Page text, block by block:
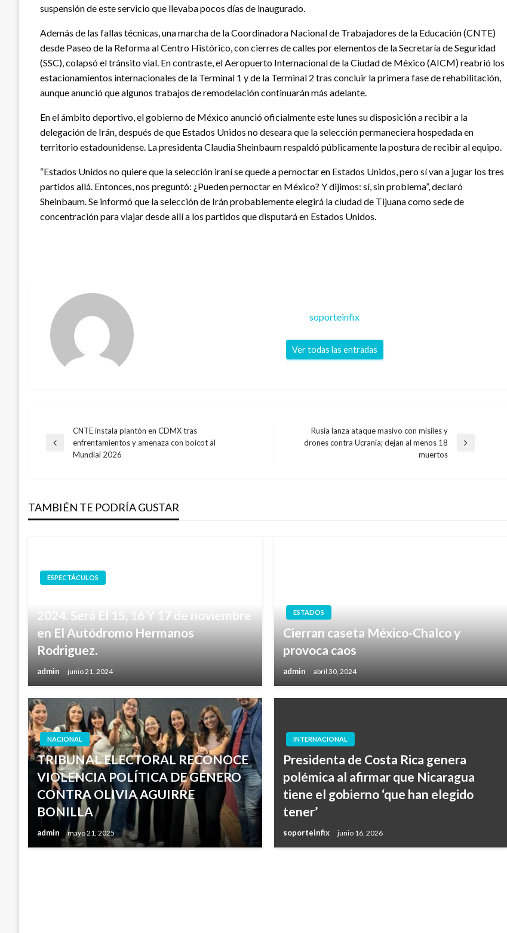
suspensión de este servicio que llevaba pocos días de inaugurado.
Además de las fallas técnicas, una marcha de la Coordinadora Nacional de Trabajadores de la Educación (CNTE)
desde Paseo de la Reforma al Centro Histórico, con cierres de calles por elementos de la Secretaría de Seguridad
(SSC), colapsó el tránsito vial. En contraste, el Aeropuerto Internacional de la Ciudad de México (AICM) reabrió los
estacionamientos internacionales de la Terminal 1 y de la Terminal 2 tras concluir la primera fase de rehabilitación,
aunque anunció que algunos trabajos de remodelación continuarán más adelante.
En el ámbito deportivo, el gobierno de México anunció oficialmente este lunes su disposición a recibir a la
delegación de Irán, después de que Estados Unidos no deseara que la selección permaneciera hospedada en
territorio estadounidense. La presidenta Claudia Sheinbaum respaldó públicamente la postura de recibir al equipo.
“Estados Unidos no quiere que la selección iraní se quede a pernoctar en Estados Unidos, pero sí van a jugar los tres
partidos allá. Entonces, nos preguntó: ¿Pueden pernoctar en México? Y dijimos: sí, sin problema”, declaró
Sheinbaum. Se informó que la selección de Irán probablemente elegirá la ciudad de Tijuana como sede de
concentración para viajar desde allí a los partidos que disputará en Estados Unidos.
soporteinfix
Ver todas las entradas
Navegación
entradas
Entrada
anterior
CNTE instala plantón en CDMX tras
enfrentamientos y amenaza con boicot al
Mundial 2026
Entrada
Rusia lanza ataque masivo con misiles y
drones contra Ucrania; dejan al menos 18
muertos
TAMBIÉN TE PODRÍA GUSTAR
ESPECTÁCULOS
2024. Será El 15, 16 Y 17 de noviembre
en El Autódromo Hermanos
Rodriguez.
admin junio 21, 2024
ESTADOS
Cierran caseta México-Chalco y
provoca caos
admin abril 30, 2024
NACIONAL
TRIBUNAL ELECTORAL RECONOCE
VIOLENCIA POLÍTICA DE GÉNERO
CONTRA OLIVIA AGUIRRE
BONILLA
admin mayo 21, 2025
INTERNACIONAL
Presidenta de Costa Rica genera
polémica al afirmar que Nicaragua
tiene el gobierno ‘que han elegido
tener’
soporteinfix junio 16, 2026